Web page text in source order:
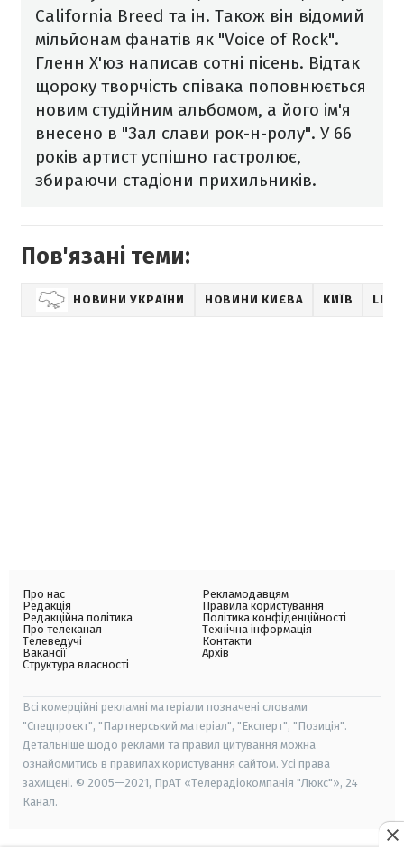
California Breed та ін. Також він відомий
мільйонам фанатів як "Voice of Rock".
Гленн Х'юз написав сотні пісень. Відтак
щороку творчість співака поповнюється
новим студійним альбомом, а його ім'я
внесено в "Зал слави рок-н-ролу". У 66
років артист успішно гастролює,
збираючи стадіони прихильників.
Пов'язані теми:
НОВИНИ УКРАЇНИ НОВИНИ КИЄВА КИЇВ
Про нас
Редакція
Редакційна політика
Про телеканал
Телеведучі
Вакансії
Структура власності
Рекламодавцям
Правила користування
Політика конфіденційності
Технічна інформація
Контакти
Архів
Всі комерційні рекламні матеріали позначені словами
"Спецпроєкт", "Партнерський матеріал", "Експерт", "Позиція".
Детальніше щодо реклами та правил цитування можна
ознайомитись в правилах користування сайтом. Усі права
захищені. © 2005—2021, ПрАТ «Телерадіокомпанія "Люкс"», 24
Канал.